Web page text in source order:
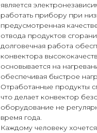
является
работать прибору при
предусмотренная
отвода продуктов
долговечная работа
конвектора
основывается на
обеспечивая быстрое
Отработанные продукты
что делает конвектор
оборудование не
время года.
Каждому человеку